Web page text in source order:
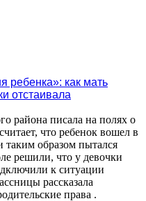
ребенка»: как мать
отстаивала
района писала на полях о
что ребенок вошел в
образом пытался
решили, что у девочки
к ситуации
рассказала
права .